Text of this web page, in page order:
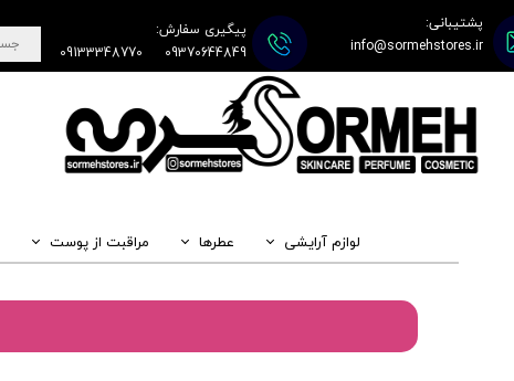
پشتیبانی:
info@sormehstores.ir
پیگیری سفارش:
09370644849
09133348770
لوازم آرایشی عطرها مراقبت از پوست